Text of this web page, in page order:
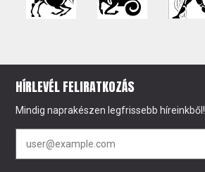
HÍRLEVÉL FELIRATKOZÁS
Mindig naprakészen legfrissebb híreinkből!